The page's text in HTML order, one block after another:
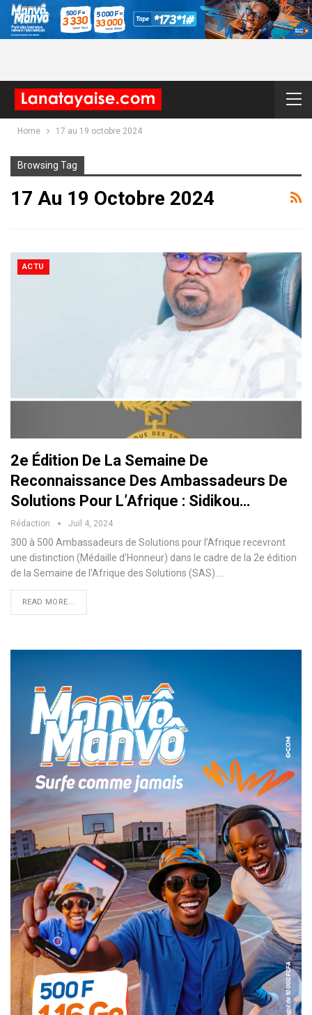
Home 17 au 19 octobre 2024
Browsing Tag
17 Au 19 Octobre 2024
ACTU
2e Édition De La Semaine De
Reconnaissance Des Ambassadeurs De
Solutions Pour L’Afrique : Sidikou…
Rédaction Juil 4, 2024
300 à 500 Ambassadeurs de Solutions pour l’Afrique recevront
une distinction (Médaille d’Honneur) dans le cadre de la 2e édition
de la Semaine de l’Afrique des Solutions (SAS).
READ MORE...